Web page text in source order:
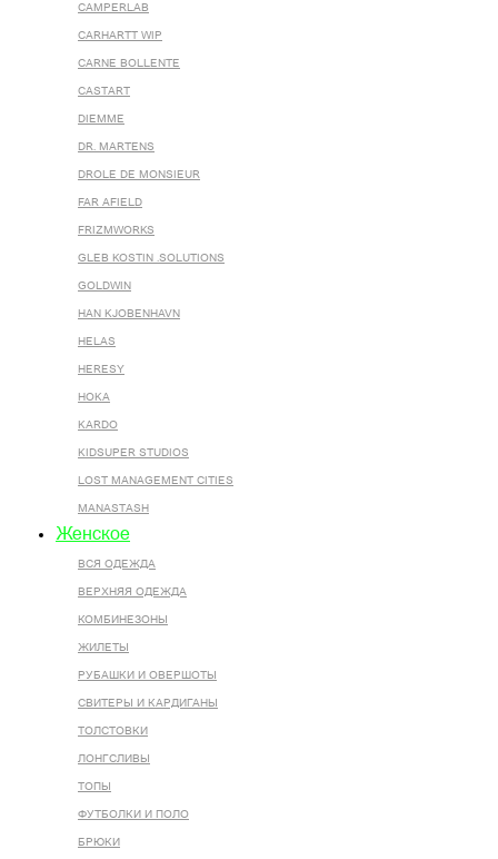
CAMPERLAB
CARHARTT WIP
CARNE BOLLENTE
CASTART
DIEMME
DR. MARTENS
DROLE DE MONSIEUR
FAR AFIELD
FRIZMWORKS
GLEB KOSTIN .SOLUTIONS
GOLDWIN
HAN KJOBENHAVN
HELAS
HERESY
HOKA
KARDO
KIDSUPER STUDIOS
LOST MANAGEMENT CITIES
MANASTASH
Женское
ВСЯ ОДЕЖДА
ВЕРХНЯЯ ОДЕЖДА
КОМБИНЕЗОНЫ
ЖИЛЕТЫ
РУБАШКИ И ОВЕРШОТЫ
СВИТЕРЫ И КАРДИГАНЫ
ТОЛСТОВКИ
ЛОНГСЛИВЫ
ТОПЫ
ФУТБОЛКИ И ПОЛО
БРЮКИ